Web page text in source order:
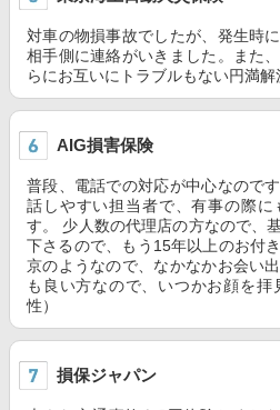
対車の物損事故でしたが、発生時
相手側に連絡がいきました。また
らにお互いにトラブルもない円満解
AIG損害保険
普段、電話での対応が中心なので
話しやすい担当者で、有事の際に
す。 少人数の代理店の方なので、
下さるので、もう15年以上のお付
京のようなので、なかなかお会い
も良い方なので、いつかお顔を拝
性）
損保ジャパン